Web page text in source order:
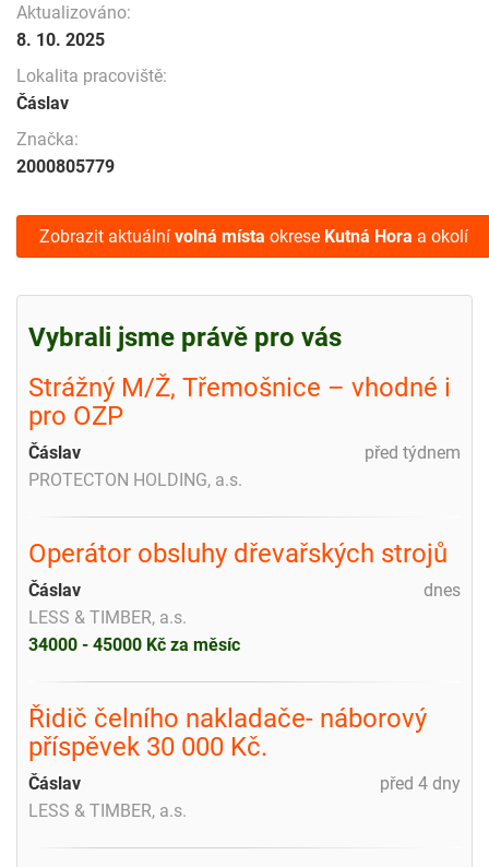
Aktualizováno:
8. 10. 2025
Lokalita pracoviště:
Čáslav
Značka:
2000805779
Zobrazit aktuální volná místa okrese Kutná Hora a okolí
Vybrali jsme právě pro vás
Strážný M/Ž, Třemošnice – vhodné i
pro OZP
před týdnem
Čáslav
PROTECTON HOLDING, a.s.
Operátor obsluhy dřevařských strojů
dnes
Čáslav
LESS & TIMBER, a.s.
34000 - 45000 Kč za měsíc
Řidič čelního nakladače- náborový
příspěvek 30 000 Kč.
před 4 dny
Čáslav
LESS & TIMBER, a.s.